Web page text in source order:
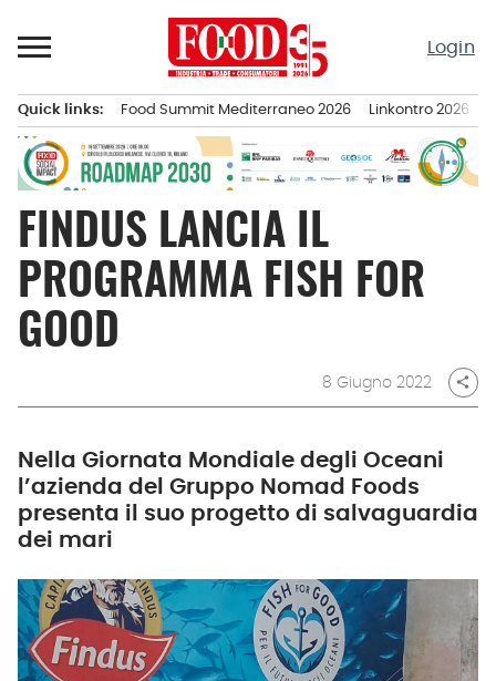
al
Login
principale
Quick links: Food Summit Mediterraneo 2026 Linkontro 2026
FINDUS LANCIA IL
PROGRAMMA FISH FOR
GOOD
8 Giugno 2022 share
Nella Giornata Mondiale degli Oceani
l’azienda del Gruppo Nomad Foods
presenta il suo progetto di salvaguardia
dei mari